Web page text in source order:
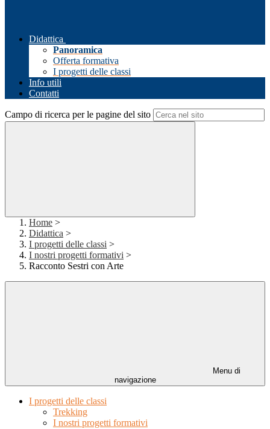
Didattica
Panoramica
Offerta formativa
I progetti delle classi
Info utili
Contatti
Campo di ricerca per le pagine del sito
Home >
Didattica >
I progetti delle classi >
I nostri progetti formativi >
Racconto Sestri con Arte
Menu di
navigazione
I progetti delle classi
Trekking
I nostri progetti formativi